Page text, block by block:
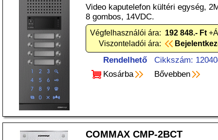
Video kaputelefon kültéri egység,
8 gombos, 14VDC.
Végfelhasználói ára: 192 848.- Ft
Viszonteladói ára:
Rendelhető
Cikkszám:
Kosárba
Bővebben
COMMAX CMP-2BCT